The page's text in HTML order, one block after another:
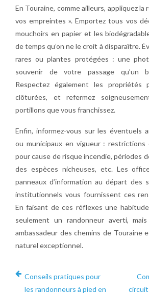
En Touraine, comme ailleurs, appliquez la
vos empreintes ». Emportez tous vos
mouchoirs en papier et les
de temps qu’on ne le croit à disparaître.
rares ou plantes protégées : une
souvenir de votre passage qu’un
Respectez également les propriétés
clôturées, et refermez
portillons que vous franchissez.
Enfin, informez-vous sur les éventuels
ou municipaux en vigueur : restrictions
pour cause de risque incendie, périodes
des espèces nicheuses, etc. Les
panneaux d’information au départ des
institutionnels vous fournissent ces
En faisant de ces réflexes une
seulement un randonneur averti,
ambassadeur des chemins de Touraine
naturel exceptionnel.
Conseils pratiques pour
les randonneurs à pied en